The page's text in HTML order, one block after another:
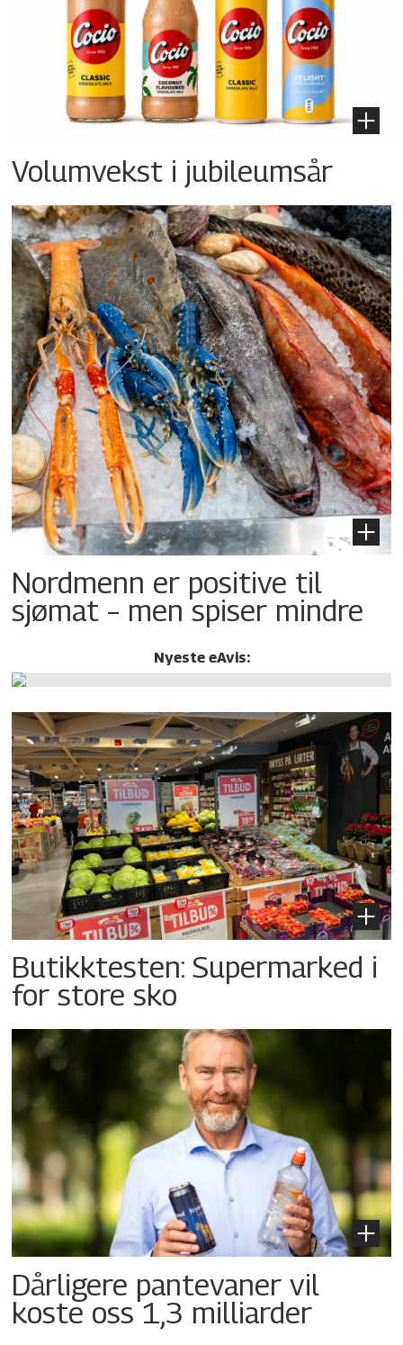
Volumvekst i jubileumsår
Nordmenn er positive til
sjømat – men spiser mindre
Nyeste eAvis:
Butikktesten: Supermarked i
for store sko
Dårligere pantevaner vil
koste oss 1,3 milliarder